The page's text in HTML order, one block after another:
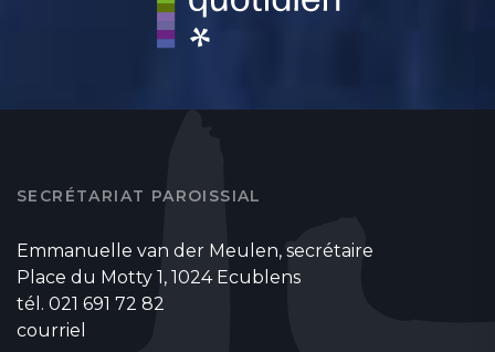
SECRÉTARIAT PAROISSIAL
Emmanuelle van der Meulen, secrétaire
Place du Motty 1, 1024 Ecublens
tél. 021 691 72 82
courriel